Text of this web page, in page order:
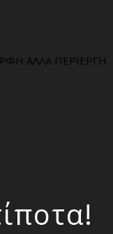
ΑΛΛΑ ΠΕΡΙΕΡΓΗ